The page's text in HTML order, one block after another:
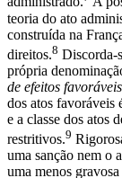
teoria do ato
construída na
direitos.8 Discorda-
própria
de efeitos favoráveis
dos atos favoráveis
e a classe dos atos
restritivos.9
uma sanção nem o
uma menos